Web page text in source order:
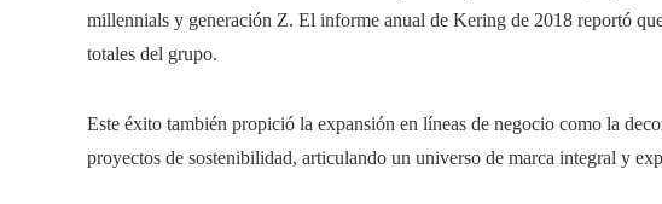
millennials y generación Z. El informe anual de Kering de 2018 reportó
totales del grupo.
Este éxito también propició la expansión en líneas de negocio como la
proyectos de sostenibilidad, articulando un universo de marca integral y